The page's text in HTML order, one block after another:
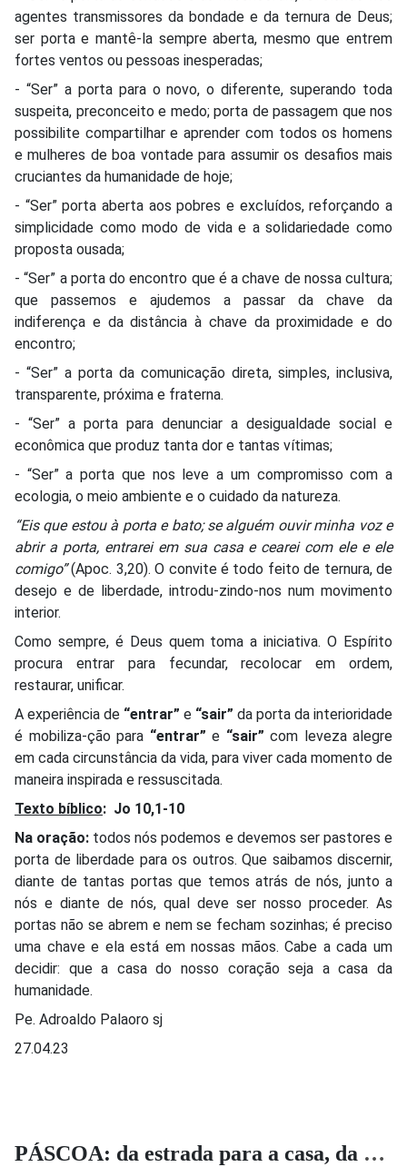
agentes transmissores da bondade e da ternura de Deus;
ser porta e mantê-la sempre aberta, mesmo que entrem
fortes ventos ou pessoas inesperadas;
- “Ser” a porta para o novo, o diferente, superando toda
suspeita, preconceito e medo; porta de passagem que nos
possibilite compartilhar e aprender com todos os homens
e mulheres de boa vontade para assumir os desafios mais
cruciantes da humanidade de hoje;
- “Ser” porta aberta aos pobres e excluídos, reforçando a
simplicidade como modo de vida e a solidariedade como
proposta ousada;
- “Ser” a porta do encontro que é a chave de nossa cultura;
que passemos e ajudemos a passar da chave da
indiferença e da distância à chave da proximidade e do
encontro;
- “Ser” a porta da comunicação direta, simples, inclusiva,
transparente, próxima e fraterna.
- “Ser” a porta para denunciar a desigualdade social e
econômica que produz tanta dor e tantas vítimas;
- “Ser” a porta que nos leve a um compromisso com a
ecologia, o meio ambiente e o cuidado da natureza.
“Eis que estou à porta e bato; se alguém ouvir minha voz e
abrir a porta, entrarei em sua casa e cearei com ele e ele
comigo”(Apoc. 3,20). O convite é todo feito de ternura, de
desejo e de liberdade, introdu-zindo-nos num movimento
interior.
Como sempre, é Deus quem toma a iniciativa. O Espírito
procura entrar para fecundar, recolocar em ordem,
restaurar, unificar.
A experiência de “entrar” e “sair” da porta da interioridade
é mobiliza-ção para “entrar” e “sair” com leveza alegre
em cada circunstância da vida, para viver cada momento de
maneira inspirada e ressuscitada.
Texto bíblico: Jo 10,1-10
Na oração: todos nós podemos e devemos ser pastores e
porta de liberdade para os outros. Que saibamos discernir,
diante de tantas portas que temos atrás de nós, junto a
nós e diante de nós, qual deve ser nosso proceder. As
portas não se abrem e nem se fecham sozinhas; é preciso
uma chave e ela está em nossas mãos. Cabe a cada um
decidir: que a casa do nosso coração seja a casa da
humanidade.
Pe. Adroaldo Palaoro sj
27.04.23
PÁSCOA: da estrada para a casa, da casa para a mesa